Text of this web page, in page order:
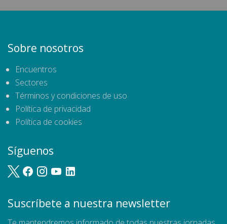
Sobre nosotros
Encuentros
Sectores
Términos y condiciones de uso
Política de privacidad
Política de cookies
Síguenos
Suscríbete a nuestra newsletter